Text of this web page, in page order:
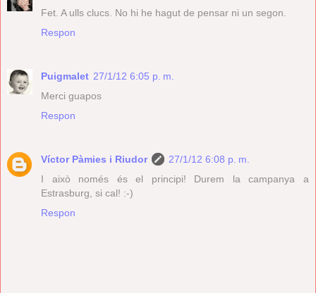
Fet. A ulls clucs. No hi he hagut de pensar ni un segon.
Respon
Puigmalet 27/1/12 6:05 p. m.
Merci guapos
Respon
Víctor Pàmies i Riudor
27/1/12 6:08 p. m.
I això només és el principi! Durem la campanya a
Estrasburg, si cal! :-)
Respon